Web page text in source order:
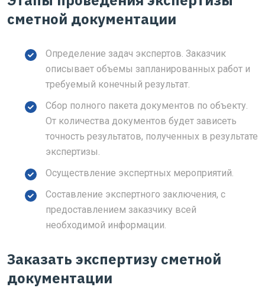
сметной документации
Определение задач экспертов. Заказчик
описывает объемы запланированных работ и
требуемый конечный результат.
Сбор полного пакета документов по объекту.
От количества документов будет зависеть
точность результатов, полученных в результате
экспертизы.
Осуществление экспертных мероприятий.
Составление экспертного заключения, с
предоставлением заказчику всей
необходимой информации.
Заказать экспертизу сметной
документации